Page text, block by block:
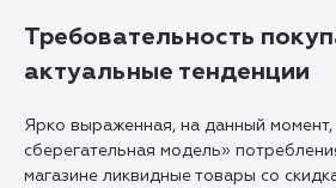
Требовательность
актуальные тенденции
Ярко выраженная, на данный
сберегательная модель»
магазине ликвидные товары со